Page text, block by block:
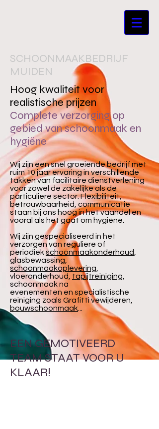
SCHOONMAAKBEDRIJF
MUIDEN
Hoog kwaliteit voor
realistische prijzen
Complete verzorging op
gebied van schoonmaak en
hygiëne
Wij zijn een snel groeiende bedrijf met
ruim 10 jaar ervaring in verschillende
takken van facilitaire dienstverlening
voor zowel de zakelijke als de
particuliere sector. Flexibiliteit,
betrouwbaarheid, communicatie
staan bij ons hoog in het vaandel en
vooral als het gaat om hygiëne.
Wij zijn gespecialiseerd in het
verzorgen van reguliere of
periodiekschoonmaakonderhoud
glasbewassing,
schoonmaakoplevering
vloeronderhoud, tapijtreiniging
schoonmaak na
evenementen en specialistische
reiniging zoals Grafitti vewijderen,
bouwschoonmaak ...
EEN GEMOTIVEERD
TEAM STAAT VOOR U
KLAAR!